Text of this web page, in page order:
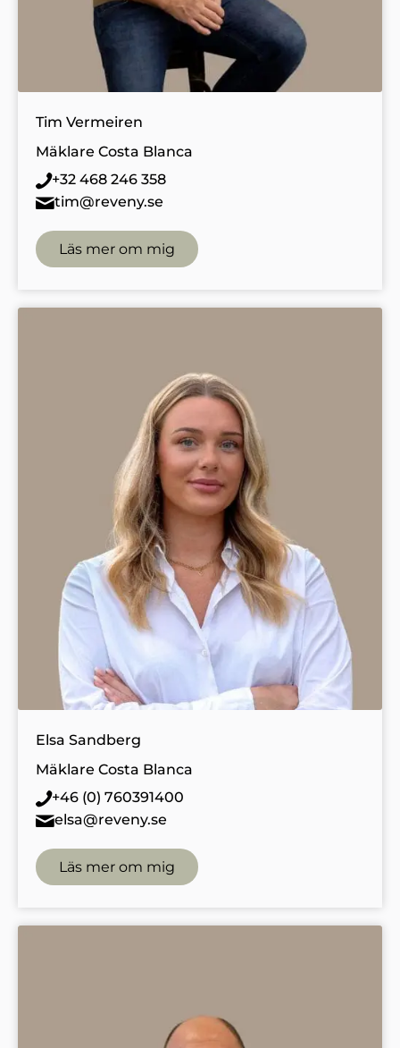
Tim Vermeiren
Mäklare Costa Blanca
+32 468 246 358
tim@reveny.se
Läs mer om mig
Elsa Sandberg
Mäklare Costa Blanca
+46 (0) 760391400
elsa@reveny.se
Läs mer om mig